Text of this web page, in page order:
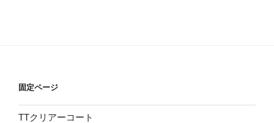
固定ページ
TTクリアーコート